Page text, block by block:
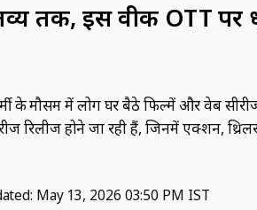
तक, इस वीक OTT पर
के मौसम में लोग घर बैठे फिल्में और वेब
रिलीज होने जा रही हैं, जिनमें एक्शन,
May 13, 2026 03:50 PM IST